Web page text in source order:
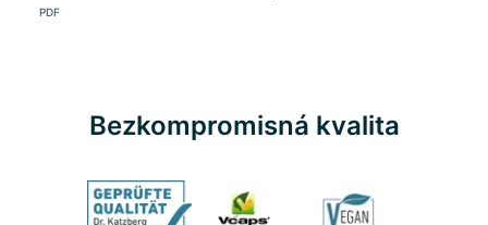
PDF
Bezkompromisná kvalita